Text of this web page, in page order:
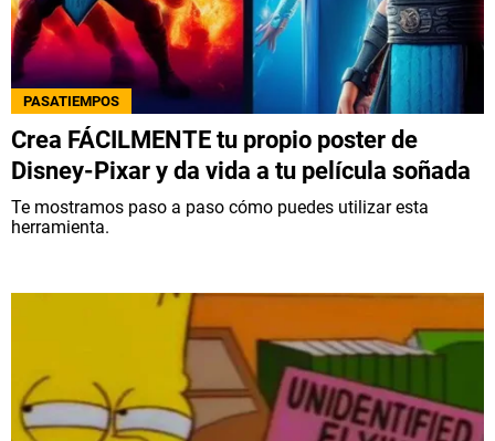
PASATIEMPOS
Crea FÁCILMENTE tu propio poster de
Disney-Pixar y da vida a tu película soñada
Te mostramos paso a paso cómo puedes utilizar esta
herramienta.